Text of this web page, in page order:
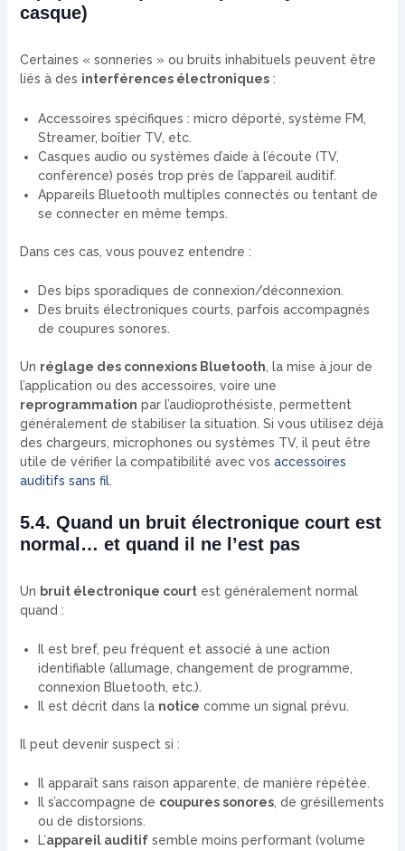
casque)
Certaines « sonneries » ou bruits inhabituels peuvent être
liés à des interférences électroniques:
Accessoires spécifiques : micro déporté, système FM,
Streamer, boîtier TV, etc.
Casques audio ou systèmes d’aide à l’écoute (TV,
conférence) posés trop près de l’appareil auditif.
Appareils Bluetooth multiples connectés ou tentant de
se connecter en même temps.
Dans ces cas, vous pouvez entendre :
Des bips sporadiques de connexion/déconnexion.
Des bruits électroniques courts, parfois accompagnés
de coupures sonores.
Un réglage des connexions Bluetooth, la mise à jour de
l’application ou des accessoires, voire une
reprogrammation par l’audioprothésiste, permettent
généralement de stabiliser la situation. Si vous utilisez déjà
des chargeurs, microphones ou systèmes TV, il peut être
utile de vérifier la compatibilité avec vos accessoires
auditifs sans fil.
5.4. Quand un bruit électronique court est
normal… et quand il ne l’est pas
Un bruit électronique courtest généralement normal
quand :
Il est bref, peu fréquent et associé à une action
identifiable (allumage, changement de programme,
connexion Bluetooth, etc.).
Il est décrit dans la notice comme un signal prévu.
Il peut devenir suspect si :
Il apparaît sans raison apparente, de manière répétée.
Il s’accompagne de coupures sonores, de grésillements
ou de distorsions.
L’appareil auditifsemble moins performant (volume